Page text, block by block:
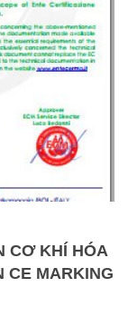
CƠ KHÍ HÓA
CE MARKING